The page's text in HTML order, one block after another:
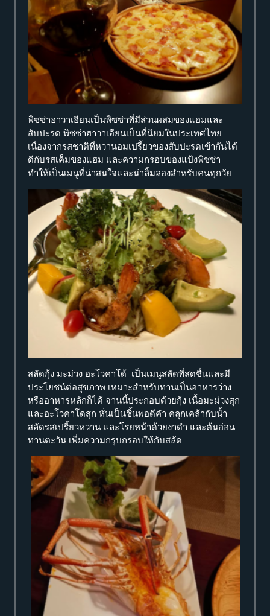
พิซซ่าฮาวาเอียนเป็นพิซซ่าที่มีส่วนผสมของแฮมและ
สับปะรด พิซซ่าฮาวาเอียนเป็นที่นิยมในประเทศไทย
เนื่องจากรสชาติที่หวานอมเปรี้ยวของสับปะรดเข้ากันได้
ดีกับรสเค็มของแฮม และความกรอบของแป้งพิซซ่า
ทำให้เป็นเมนูที่น่าสนใจและน่าลิ้มลองสำหรับคนทุกวัย
สลัดกุ้ง มะม่วง อะโวคาโด้ เป็นเมนูสลัดที่สดชื่นและมี
ประโยชน์ต่อสุขภาพ เหมาะสำหรับทานเป็นอาหารว่าง
หรืออาหารหลักก็ได้ จานนี้ประกอบด้วยกุ้ง เนื้อมะม่วงสุก
และอะโวคาโดสุก หั่นเป็นชิ้นพอดีคำ คลุกเคล้ากับน้ำ
สลัดรสเปรี้ยวหวาน และโรยหน้าด้วยงาดำ และต้นอ่อน
ทานตะวัน เพิ่มความกรุบกรอบให้กับสลัด